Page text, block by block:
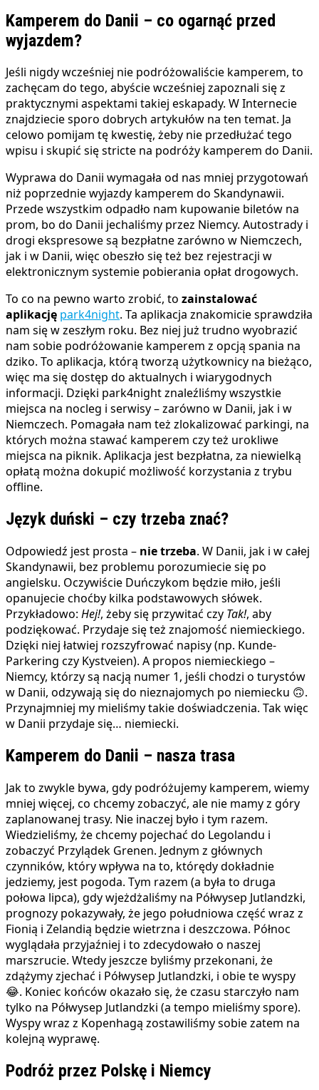
Kamperem do Danii – co ogarnąć przed
wyjazdem?
Jeśli nigdy wcześniej nie podróżowaliście kamperem, to
zachęcam do tego, abyście wcześniej zapoznali się z
praktycznymi aspektami takiej eskapady. W Internecie
znajdziecie sporo dobrych artykułów na ten temat. Ja
celowo pomijam tę kwestię, żeby nie przedłużać tego
wpisu i skupić się stricte na podróży kamperem do Danii.
Wyprawa do Danii wymagała od nas mniej przygotowań
niż poprzednie wyjazdy kamperem do Skandynawii.
Przede wszystkim odpadło nam kupowanie biletów na
prom, bo do Danii jechaliśmy przez Niemcy. Autostrady i
drogi ekspresowe są bezpłatne zarówno w Niemczech,
jak i w Danii, więc obeszło się też bez rejestracji w
elektronicznym systemie pobierania opłat drogowych.
To co na pewno warto zrobić, to zainstalować
aplikację park4night. Ta aplikacja znakomicie sprawdziła
nam się w zeszłym roku. Bez niej już trudno wyobrazić
nam sobie podróżowanie kamperem z opcją spania na
dziko. To aplikacja, którą tworzą użytkownicy na bieżąco,
więc ma się dostęp do aktualnych i wiarygodnych
informacji. Dzięki park4night znaleźliśmy wszystkie
miejsca na nocleg i serwisy – zarówno w Danii, jak i w
Niemczech. Pomagała nam też zlokalizować parkingi, na
których można stawać kamperem czy też urokliwe
miejsca na piknik. Aplikacja jest bezpłatna, za niewielką
opłatą można dokupić możliwość korzystania z trybu
offline.
Język duński – czy trzeba znać?
Odpowiedź jest prosta – nie trzeba. W Danii, jak i w całej
Skandynawii, bez problemu porozumiecie się po
angielsku. Oczywiście Duńczykom będzie miło, jeśli
opanujecie choćby kilka podstawowych słówek.
Przykładowo: Hej!, żeby się przywitać czy Tak!, aby
podziękować. Przydaje się też znajomość niemieckiego.
Dzięki niej łatwiej rozszyfrować napisy (np. Kunde-
Parkering czy Kystveien). A propos niemieckiego –
Niemcy, którzy są nacją numer 1, jeśli chodzi o turystów
w Danii, odzywają się do nieznajomych po niemiecku 🙃.
Przynajmniej my mieliśmy takie doświadczenia. Tak więc
w Danii przydaje się… niemiecki.
Kamperem do Danii – nasza trasa
Jak to zwykle bywa, gdy podróżujemy kamperem, wiemy
mniej więcej, co chcemy zobaczyć, ale nie mamy z góry
zaplanowanej trasy. Nie inaczej było i tym razem.
Wiedzieliśmy, że chcemy pojechać do Legolandu i
zobaczyć Przylądek Grenen. Jednym z głównych
czynników, który wpływa na to, którędy dokładnie
jedziemy, jest pogoda. Tym razem (a była to druga
połowa lipca), gdy wjeżdżaliśmy na Półwysep Jutlandzki,
prognozy pokazywały, że jego południowa część wraz z
Fionią i Zelandią będzie wietrzna i deszczowa. Północ
wyglądała przyjaźniej i to zdecydowało o naszej
marszrucie. Wtedy jeszcze byliśmy przekonani, że
zdążymy zjechać i Półwysep Jutlandzki, i obie te wyspy
😂. Koniec końców okazało się, że czasu starczyło nam
tylko na Półwysep Jutlandzki (a tempo mieliśmy spore).
Wyspy wraz z Kopenhagą zostawiliśmy sobie zatem na
kolejną wyprawę.
Podróż przez Polskę i Niemcy